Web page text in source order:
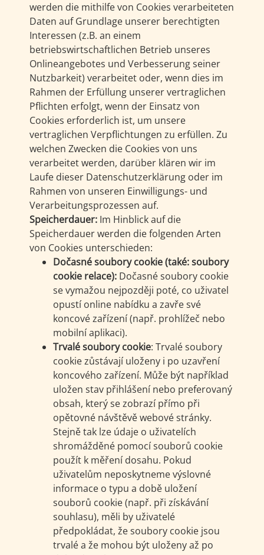
werden die mithilfe von Cookies verarbeiteten
Daten auf Grundlage unserer berechtigten
Interessen (z.B. an einem
betriebswirtschaftlichen Betrieb unseres
Onlineangebotes und Verbesserung seiner
Nutzbarkeit) verarbeitet oder, wenn dies im
Rahmen der Erfüllung unserer vertraglichen
Pflichten erfolgt, wenn der Einsatz von
Cookies erforderlich ist, um unsere
vertraglichen Verpflichtungen zu erfüllen. Zu
welchen Zwecken die Cookies von uns
verarbeitet werden, darüber klären wir im
Laufe dieser Datenschutzerklärung oder im
Rahmen von unseren Einwilligungs- und
Verarbeitungsprozessen auf.
Speicherdauer: Im Hinblick auf die
Speicherdauer werden die folgenden Arten
von Cookies unterschieden:
Dočasné soubory cookie (také: soubory
cookie relace): Dočasné soubory cookie
se vymažou nejpozději poté, co uživatel
opustí online nabídku a zavře své
koncové zařízení (např. prohlížeč nebo
mobilní aplikaci).
Trvalé soubory cookie: Trvalé soubory
cookie zůstávají uloženy i po uzavření
koncového zařízení. Může být například
uložen stav přihlášení nebo preferovaný
obsah, který se zobrazí přímo při
opětovné návštěvě webové stránky.
Stejně tak lze údaje o uživatelích
shromážděné pomocí souborů cookie
použít k měření dosahu. Pokud
uživatelům neposkytneme výslovné
informace o typu a době uložení
souborů cookie (např. při získávání
souhlasu), měli by uživatelé
předpokládat, že soubory cookie jsou
trvalé a že mohou být uloženy až po